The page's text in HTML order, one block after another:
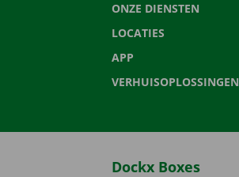
ONZE DIENSTEN
LOCATIES
APP
VERHUISOPLOSSINGEN
Dockx Boxes